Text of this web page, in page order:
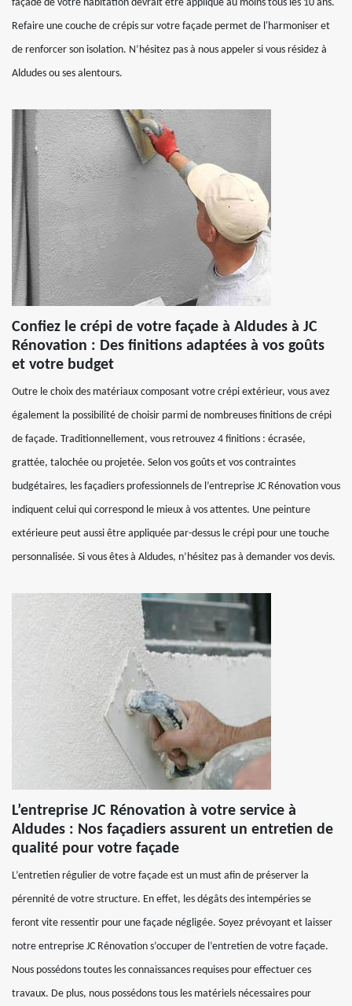
façade de votre habitation devrait être appliqué au moins tous les 10 ans.
Refaire une couche de crépis sur votre façade permet de l'harmoniser et
de renforcer son isolation. N’hésitez pas à nous appeler si vous résidez à
Aldudes ou ses alentours.
Confiez le crépi de votre façade à Aldudes à JC
Rénovation : Des finitions adaptées à vos goûts
et votre budget
Outre le choix des matériaux composant votre crépi extérieur, vous avez
également la possibilité de choisir parmi de nombreuses finitions de crépi
de façade. Traditionnellement, vous retrouvez 4 finitions : écrasée,
grattée, talochée ou projetée. Selon vos goûts et vos contraintes
budgétaires, les façadiers professionnels de l’entreprise JC Rénovation vous
indiquent celui qui correspond le mieux à vos attentes. Une peinture
extérieure peut aussi être appliquée par-dessus le crépi pour une touche
personnalisée. Si vous êtes à Aldudes, n’hésitez pas à demander vos devis.
L’entreprise JC Rénovation à votre service à
Aldudes : Nos façadiers assurent un entretien de
qualité pour votre façade
L’entretien régulier de votre façade est un must afin de préserver la
pérennité de votre structure. En effet, les dégâts des intempéries se
feront vite ressentir pour une façade négligée. Soyez prévoyant et laisser
notre entreprise JC Rénovation s’occuper de l’entretien de votre façade.
Nous possédons toutes les connaissances requises pour effectuer ces
travaux. De plus, nous possédons tous les matériels nécessaires pour